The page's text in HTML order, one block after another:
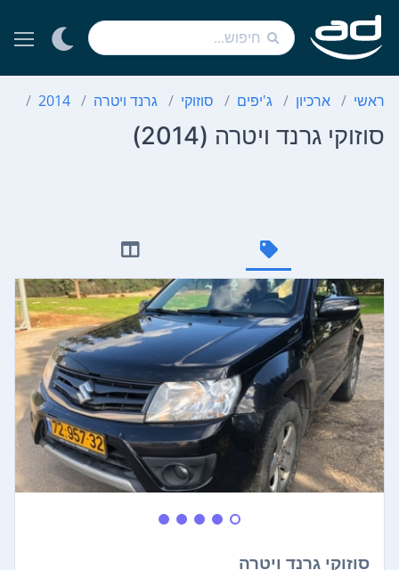
ראשי ארכיון ג'יפים סוזוקי גרנד ויטרה 2014
סוזוקי גרנד ויטרה (2014)
סוזוקי גרנד ויטרה